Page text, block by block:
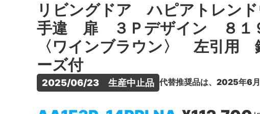
リビングドア ハピアトレン
手違 扉 ３Ｐデザイン ８１
〈ワインブラウン〉 左引用
ーズ付
2025/06/23　生産中止品 代替推奨品は、2025年6月